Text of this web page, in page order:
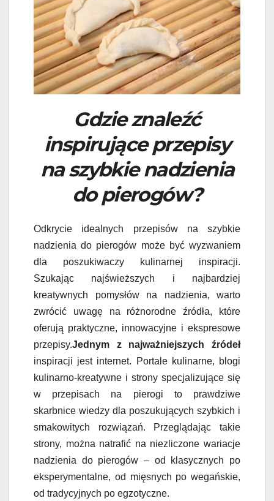
Gdzie znaleźć
inspirujące przepisy
na szybkie nadzienia
do pierogów?
Odkrycie idealnych przepisów na szybkie
nadzienia do pierogów może być wyzwaniem
dla poszukiwaczy kulinarnej inspiracji.
Szukając najświeższych i najbardziej
kreatywnych pomysłów na nadzienia, warto
zwrócić uwagę na różnorodne źródła, które
oferują praktyczne, innowacyjne i ekspresowe
przepisy.Jednym z najważniejszych źródeł
inspiracji jest internet. Portale kulinarne, blogi
kulinarno-kreatywne i strony specjalizujące się
w przepisach na pierogi to prawdziwe
skarbnice wiedzy dla poszukujących szybkich i
smakowitych rozwiązań. Przeglądając takie
strony, można natrafić na niezliczone wariacje
nadzienia do pierogów – od klasycznych po
eksperymentalne, od mięsnych po wegańskie,
od tradycyjnych po egzotyczne.